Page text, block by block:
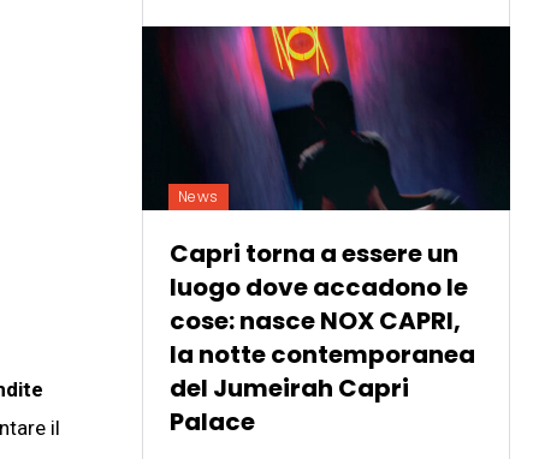
il
News
Capri torna a essere un
luogo dove accadono le
cose: nasce NOX CAPRI,
la notte contemporanea
del Jumeirah Capri
Palace